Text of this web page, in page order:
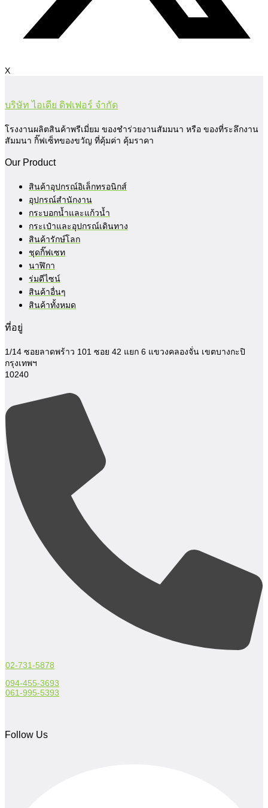
X
บริษัท ไอเดีย ดิฟเฟอร์ จำกัด
โรงงานผลิตสินค้าพรีเมี่ยม ของชำร่วยงานสัมมนา หรือ ของที่ระลึกงาน
สัมมนา กิ๊ฟเซ็ทของขวัญ ที่คุ้มค่า คุ้มราคา
Our Product
สินค้าอุปกรณ์อิเล็กทรอนิกส์
อุปกรณ์สำนักงาน
กระบอกน้ำและแก้วน้ำ
กระเป๋าและอุปกรณ์เดินทาง
สินค้ารักษ์โลก
ชุดกิ๊ฟเซท
นาฬิกา
ร่มดีไซน์
สินค้าอื่นๆ
สินค้าทั้งหมด
ที่อยู่
1/14 ซอยลาดพร้าว 101 ซอย 42 แยก 6 แขวงคลองจั่น เขตบางกะปิ
กรุงเทพฯ
10240
02-731-5878
094-455-3693
061-995-5393
Follow Us